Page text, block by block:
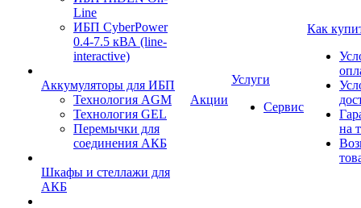
Line
ИБП CyberPower
0.4-7.5 кВА (line-
interactive)
Аккумуляторы для ИБП
Технология AGM
Технология GEL
Перемычки для
соединения АКБ
Шкафы и стеллажи для
АКБ
Акции
Услуги
Сервис
Как
на